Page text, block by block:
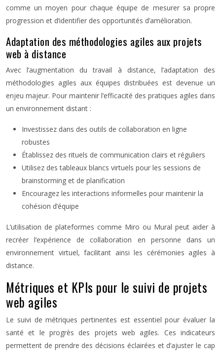
comme un moyen pour chaque équipe de mesurer sa propre
progression et d’identifier des opportunités d’amélioration.
Adaptation des méthodologies agiles aux projets
web à distance
Avec l’augmentation du travail à distance, l’adaptation des
méthodologies agiles aux équipes distribuées est devenue un
enjeu majeur. Pour maintenir l’efficacité des pratiques agiles dans
un environnement distant :
Investissez dans des outils de collaboration en ligne
robustes
Établissez des rituels de communication clairs et réguliers
Utilisez des tableaux blancs virtuels pour les sessions de
brainstorming et de planification
Encouragez les interactions informelles pour maintenir la
cohésion d’équipe
L’utilisation de plateformes comme Miro ou Mural peut aider à
recréer l’expérience de collaboration en personne dans un
environnement virtuel, facilitant ainsi les cérémonies agiles à
distance.
Métriques et KPIs pour le suivi de projets
web agiles
Le suivi de métriques pertinentes est essentiel pour évaluer la
santé et le progrès des projets web agiles. Ces indicateurs
permettent de prendre des décisions éclairées et d’ajuster le cap